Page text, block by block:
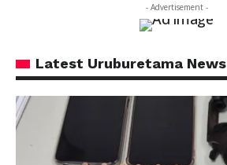
- Advertisement -
Latest Uruburetama News